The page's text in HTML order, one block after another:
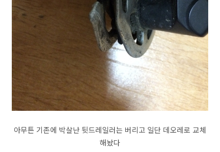
아무튼 기존에 박살난 뒷드레일러는 버리고 일단 데오레로 교체
해놨다